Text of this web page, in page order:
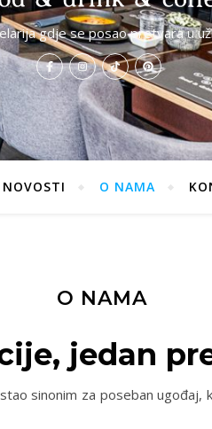
gdje se posao pretvara u
NOVOSTI O NAMA
O NAMA
jedan
sinonim za poseban